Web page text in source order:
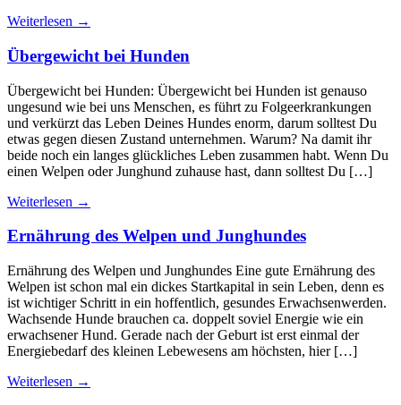
Weiterlesen →
Übergewicht bei Hunden
Übergewicht bei Hunden: Übergewicht bei Hunden ist genauso
ungesund wie bei uns Menschen, es führt zu Folgeerkrankungen
und verkürzt das Leben Deines Hundes enorm, darum solltest Du
etwas gegen diesen Zustand unternehmen. Warum? Na damit ihr
beide noch ein langes glückliches Leben zusammen habt. Wenn Du
einen Welpen oder Junghund zuhause hast, dann solltest Du […]
Weiterlesen →
Ernährung des Welpen und Junghundes
Ernährung des Welpen und Junghundes Eine gute Ernährung des
Welpen ist schon mal ein dickes Startkapital in sein Leben, denn es
ist wichtiger Schritt in ein hoffentlich, gesundes Erwachsenwerden.
Wachsende Hunde brauchen ca. doppelt soviel Energie wie ein
erwachsener Hund. Gerade nach der Geburt ist erst einmal der
Energiebedarf des kleinen Lebewesens am höchsten, hier […]
Weiterlesen →